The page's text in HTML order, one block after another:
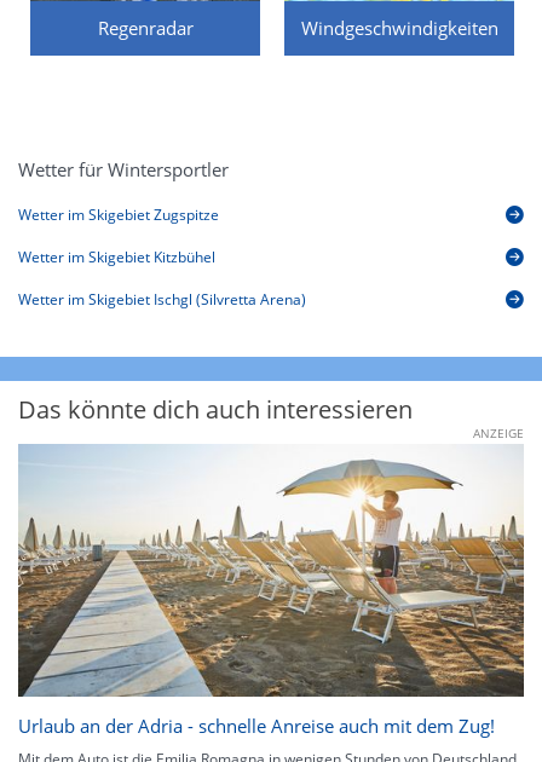
Regenradar Windgeschwindigkeiten
Wetter für Wintersportler
Wetter im Skigebiet Zugspitze
Wetter im Skigebiet Kitzbühel
Wetter im Skigebiet Ischgl (Silvretta Arena)
Das könnte dich auch interessieren
ANZEIGE
Urlaub an der Adria - schnelle Anreise auch mit dem Zug!